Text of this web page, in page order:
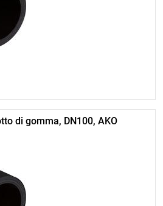
di gomma, DN100, AKO